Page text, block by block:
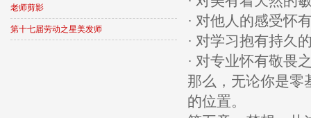
老师剪影
第十七届劳动之星美发师
· 对他人的感受怀
· 对学习抱有持久
· 对专业怀有敬畏
那么，无论你是零
的位置。